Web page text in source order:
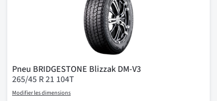
Pneu BRIDGESTONE Blizzak DM-V3
265/45 R 21 104T
Modifier les dimensions